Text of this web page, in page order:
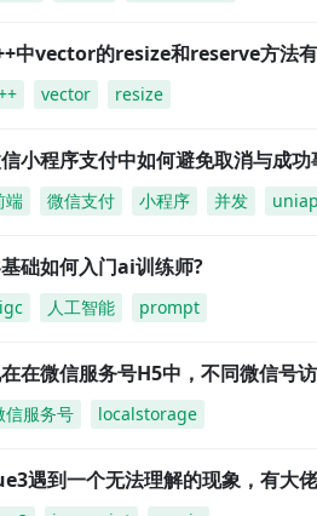
中vector的resize和reserve方法
vector resize
小程序支付中如何避免取消与成
端 微信支付 小程序 并发
础如何入门ai训练师?
人工智能 prompt
在微信服务号H5中，不同微信号
信服务号 localstorage
遇到一个无法理解的现象，有大